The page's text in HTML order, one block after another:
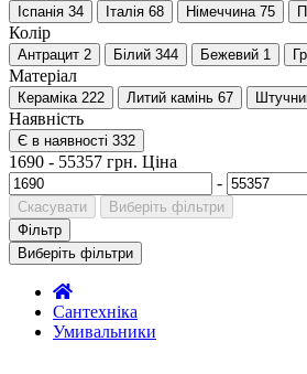
Іспанія 34 Італія 68 Німеччина 75
Колір
Антрацит 2 Білий 344 Бежевий 1
Матеріал
Кераміка 222 Литий камінь 67
Наявність
Є в наявності 332
1690 - 55357 грн. Ціна
-
Скасувати
Виберіть фільтри
Фільтр
Виберіть фільтри
Сантехніка
Умивальники